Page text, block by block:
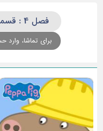
فصل 4 : قسمت بیست و سوم
برای تماشا، وارد